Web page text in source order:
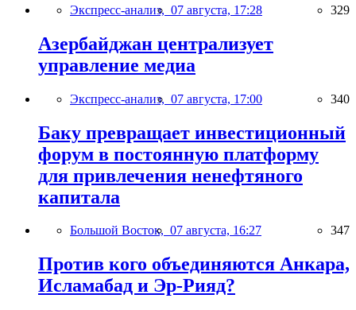
Экспресс-анализ, 07 августа, 17:28 329
Азербайджан централизует
управление медиа
Экспресс-анализ, 07 августа, 17:00 340
Баку превращает инвестиционный
форум в постоянную платформу
для привлечения ненефтяного
капитала
Большой Восток, 07 августа, 16:27 347
Против кого объединяются Анкара,
Исламабад и Эр-Рияд?